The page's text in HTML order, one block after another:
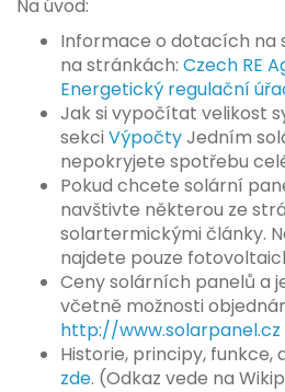
Na úvod:
Informace o dotacích na
na stránkách: Czech RE
Energetický regulační
Jak si vypočítat velikost
sekci VýpočtyJedním
nepokryjete spotřebu
Pokud chcete solární
navštivte některou ze
solartermickými články.
najdete pouze
Ceny solárních panelů a
včetně možnosti
http://www.solarpanel.cz
Historie, principy,
zde. (Odkaz vede na